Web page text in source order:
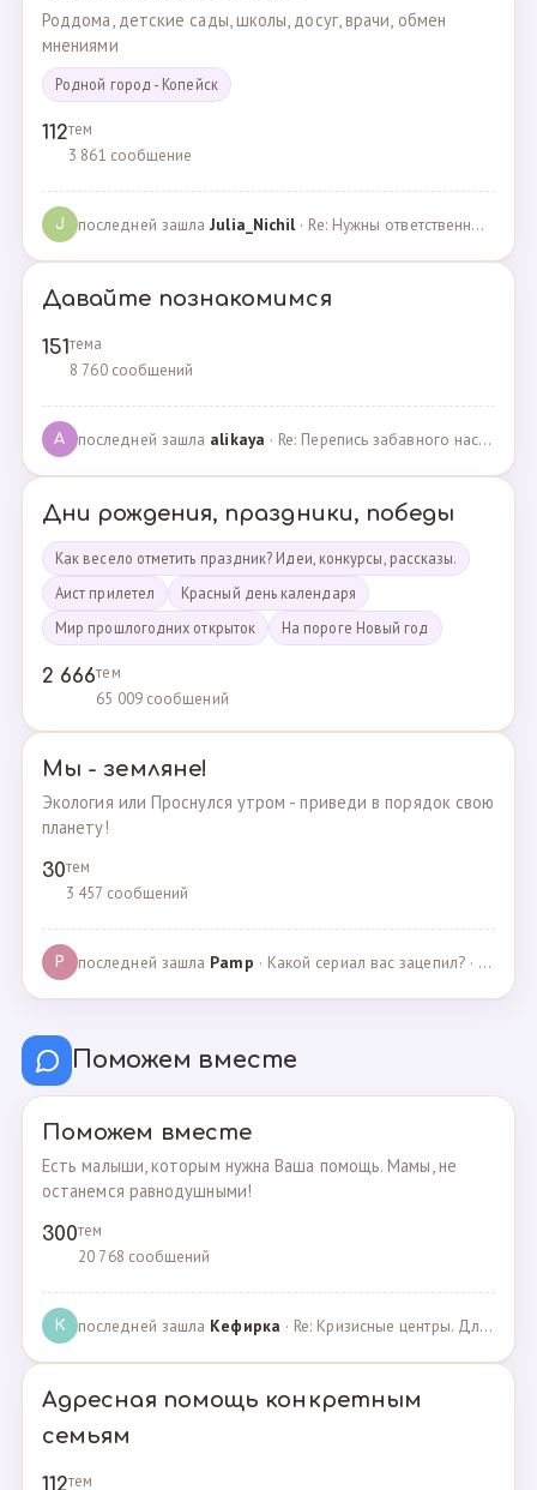
Роддома, детские сады, школы, досуг, врачи, обмен
мнениями
Родной город - Копейск
112тем
3 861 сообщение
J последней зашлаJulia_Nichil· Re: Нужны ответственные и любящие детей сотрудники … · 22.07.2024
Давайте познакомимся
151тема
8 760 сообщений
A последней зашла alikaya · Re: Перепись забавного населения!!! · 09.09.2023
Дни рождения, праздники, победы
Как весело отметить праздник? Идеи, конкурсы, рассказы.
Аист прилетел
Красный день календаря
Мир прошлогодних открыток
На пороге Новый год
2 666тем
65 009 сообщений
Мы - земляне!
Экология или Проснулся утром - приведи в порядок свою
планету!
30тем
3 457 сообщений
P последней зашла Pamp · Какой сериал вас зацепил? · 07.05.2025
Поможем вместе
Поможем вместе
Есть малыши, которым нужна Ваша помощь. Мамы, не
останемся равнодушными!
300тем
20 768 сообщений
К последней зашла Кефирка · Re: Кризисные центры. Для женщин, попавших в трудн… · 06.03.2022
Адресная помощь конкретным
семьям
112тем